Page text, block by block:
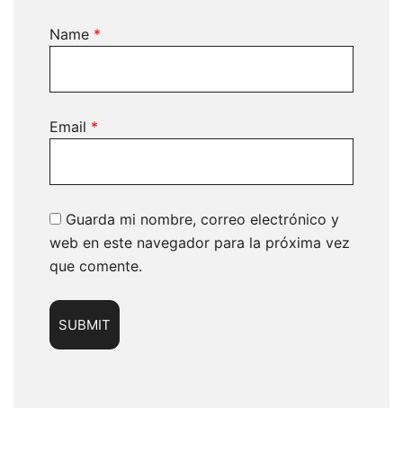
Name *
Email *
Guarda mi nombre, correo electrónico y
web en este navegador para la próxima vez
que comente.